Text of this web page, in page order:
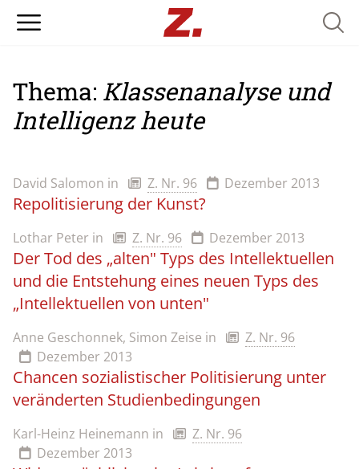
Thema: Klassenanalyse und
Intelligenz heute
David Salomon in Z. Nr. 96 Dezember 2013
Repolitisierung der Kunst?
Lothar Peter in Z. Nr. 96 Dezember 2013
Der Tod des „alten" Typs des Intellektuellen
und die Entstehung eines neuen Typs des
„Intellektuellen von unten"
Anne Geschonnek, Simon Zeise in
Z. Nr. 96
Dezember 2013
Chancen sozialistischer Politisierung unter
veränderten Studienbedingungen
Karl-Heinz Heinemann in
Z. Nr. 96
Dezember 2013